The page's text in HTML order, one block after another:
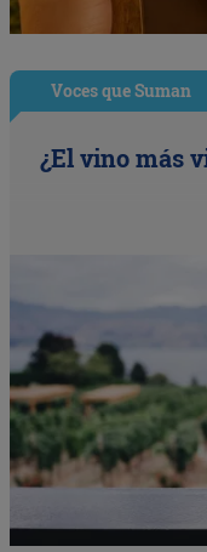
Voces que Suman
¿El vino más